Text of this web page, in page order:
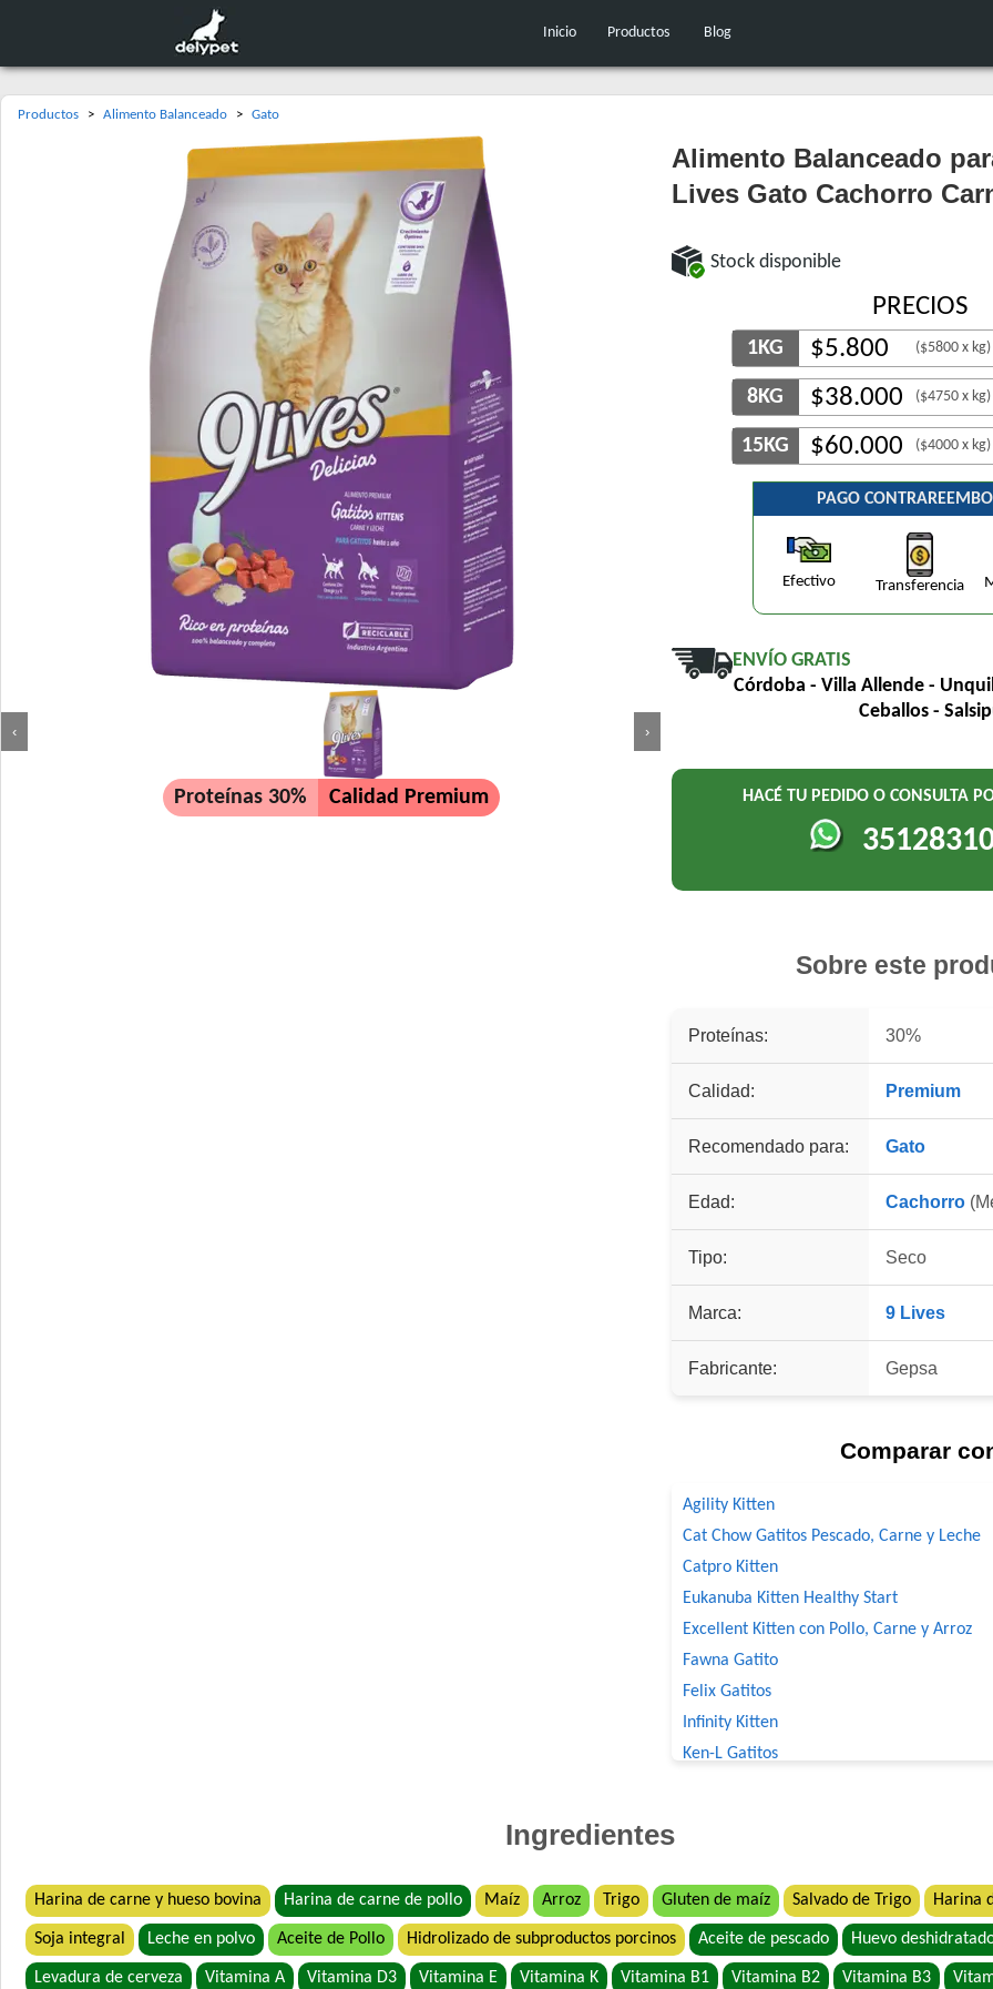
Inicio Productos Blog
Productos > Alimento Balanceado > Gato
‹ ›
Proteínas 30% Calidad Premium
Alimento Balanceado
Lives Gato Cachorro
Stock disponible
PRECIOS
1KG $5.800 ($5800 x kg)
8KG $38.000 ($4750 x kg)
15KG $60.000 ($4000 x kg)
PAGO
Efectivo Transferencia
ENVÍO GRATIS
Córdoba - Villa Allende -
Ceballos -
HACÉ TU PEDIDO O CONSULTA
Sobre este
Proteínas: 30%
Calidad: Premium
Recomendado para: Gato
Edad: Cachorro
Tipo: Seco
Marca: 9 Lives
Fabricante: Gepsa
Comparar
Agility Kitten
Cat Chow Gatitos Pescado, Carne y Leche
Catpro Kitten
Eukanuba Kitten Healthy Start
Excellent Kitten con Pollo, Carne y Arroz
Fawna Gatito
Felix Gatitos
Infinity Kitten
Ken-L Gatitos
Old Prince Premium Gatitos
Old Prince Proteínas Noveles Gatitos
Pro Plan Gato Cachorro
Ingredientes
Harina de carne y hueso bovina Harina de carne de pollo Maíz Arroz Trigo Gluten de maíz Salvado de Trigo Harina
Soja integral Leche en polvo Aceite de Pollo Hidrolizado de subproductos porcinos Aceite de pescado Huevo
Levadura de cerveza Vitamina A Vitamina D3 Vitamina E Vitamina K Vitamina B1 Vitamina B2 Vitamina B3